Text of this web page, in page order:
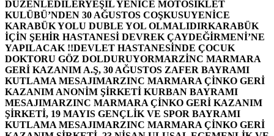
DÜZENLEDİLERYEŞİL YENİCE MOTOSİKLET
KULÜBÜ’NDEN 30 AĞUSTOS COŞKUSUYENİCE
KARABÜK YOLU DUBLE YOL OLMALIDIRKARABÜK
İÇİN ŞEHİR HASTANESİ DEVREK ÇAYDEĞİRMENİ’NE
YAPILACAK !!DEVLET HASTANESİNDE ÇOCUK
DOKTORU GÖZ DOLDURUYORMARZİNC MARMARA
GERİ KAZANIM A.Ş, 30 AĞUSTOS ZAFER BAYRAMI
KUTLAMA MESAJIMARZINC MARMARA ÇİNKO GERİ
KAZANIM ANONİM ŞİRKETİ KURBAN BAYRAMI
MESAJIMARZINC MARMARA ÇİNKO GERİ KAZANIM
ŞİRKETİ, 19 MAYIS GENÇLİK VE SPOR BAYRAMI
KUTLAMA MESAJIMARZINC MARMARA ÇİNKO GERİ